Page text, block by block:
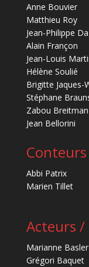
Anne Bouvier
Matthieu Roy
Jean-Philippe
Alain Françon
Jean-Louis
Hélène Soulié
Brigitte Jaques-
Stéphane
Zabou Breitman
Jean Bellorini
Conteurs
Abbi Patrix
Marien Tillet
Acteurs /
Marianne Basler
Grégori Baquet